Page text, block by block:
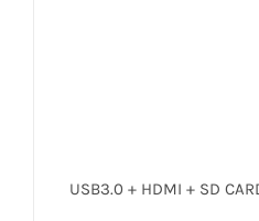
USB3.0 + HDMI + SD